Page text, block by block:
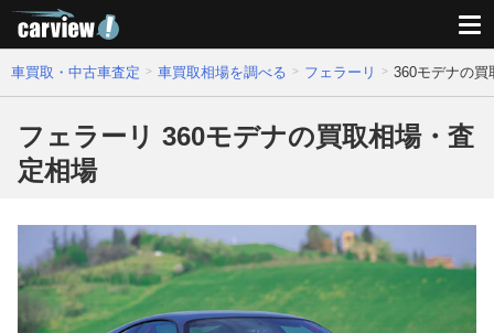
車買取・中古車査定 車買取相場を調べる フェラーリ 360モデナの買
フェラーリ 360モデナの買取相場・査
定相場